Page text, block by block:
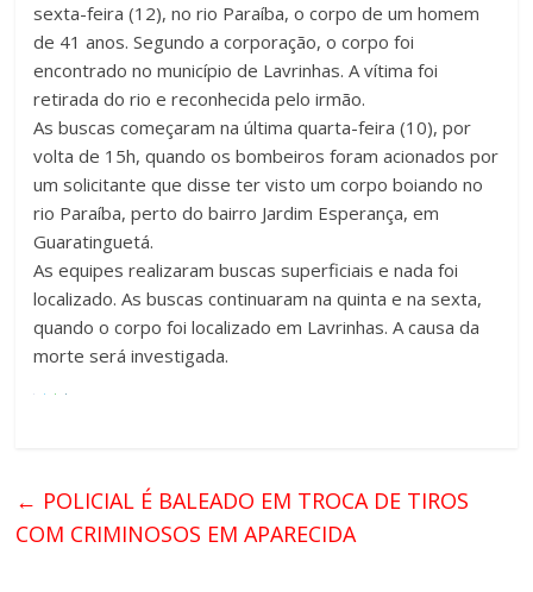
sexta-feira (12), no rio Paraíba, o corpo de um homem
de 41 anos. Segundo a corporação, o corpo foi
encontrado no município de Lavrinhas. A vítima foi
retirada do rio e reconhecida pelo irmão.
As buscas começaram na última quarta-feira (10), por
volta de 15h, quando os bombeiros foram acionados por
um solicitante que disse ter visto um corpo boiando no
rio Paraíba, perto do bairro Jardim Esperança, em
Guaratinguetá.
As equipes realizaram buscas superficiais e nada foi
localizado. As buscas continuaram na quinta e na sexta,
quando o corpo foi localizado em Lavrinhas. A causa da
morte será investigada.
← POLICIAL É BALEADO EM TROCA DE TIROS
COM CRIMINOSOS EM APARECIDA